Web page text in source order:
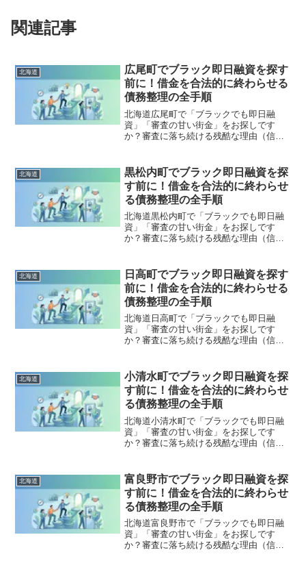
関連記事
北海道
広尾町でブラック即日融資を探す
前に！借金を合法的に終わらせる
債務整理の全手順
北海道広尾町で「ブラックでも即日融
資」「審査の甘い街金」をお探しです
か？審査に落ち続ける残酷な理由（信用
まで徹底解説。多重債務の地獄から抜け
出し、合法的に借金を減額・免除する
「債務整理」の正しい知識と、今すぐ督
促を止める無料相談窓口をご案内しま
す。
北海道
黒松内町でブラック即日融資を探
す前に！借金を合法的に終わらせ
る債務整理の全手順
北海道黒松内町で「ブラックでも即日融
資」「審査の甘い街金」をお探しです
か？審査に落ち続ける残酷な理由（信用
まで徹底解説。多重債務の地獄から抜け
出し、合法的に借金を減額・免除する
「債務整理」の正しい知識と、今すぐ督
促を止める無料相談窓口をご案内しま
す。
北海道
日高町でブラック即日融資を探す
前に！借金を合法的に終わらせる
債務整理の全手順
北海道日高町で「ブラックでも即日融
資」「審査の甘い街金」をお探しです
か？審査に落ち続ける残酷な理由（信用
まで徹底解説。多重債務の地獄から抜け
出し、合法的に借金を減額・免除する
「債務整理」の正しい知識と、今すぐ督
促を止める無料相談窓口をご案内しま
す。
北海道
小清水町でブラック即日融資を探
す前に！借金を合法的に終わらせ
る債務整理の全手順
北海道小清水町で「ブラックでも即日融
資」「審査の甘い街金」をお探しです
か？審査に落ち続ける残酷な理由（信用
まで徹底解説。多重債務の地獄から抜け
出し、合法的に借金を減額・免除する
「債務整理」の正しい知識と、今すぐ督
促を止める無料相談窓口をご案内しま
す。
北海道
富良野市でブラック即日融資を探
す前に！借金を合法的に終わらせ
る債務整理の全手順
北海道富良野市で「ブラックでも即日融
資」「審査の甘い街金」をお探しです
か？審査に落ち続ける残酷な理由（信用